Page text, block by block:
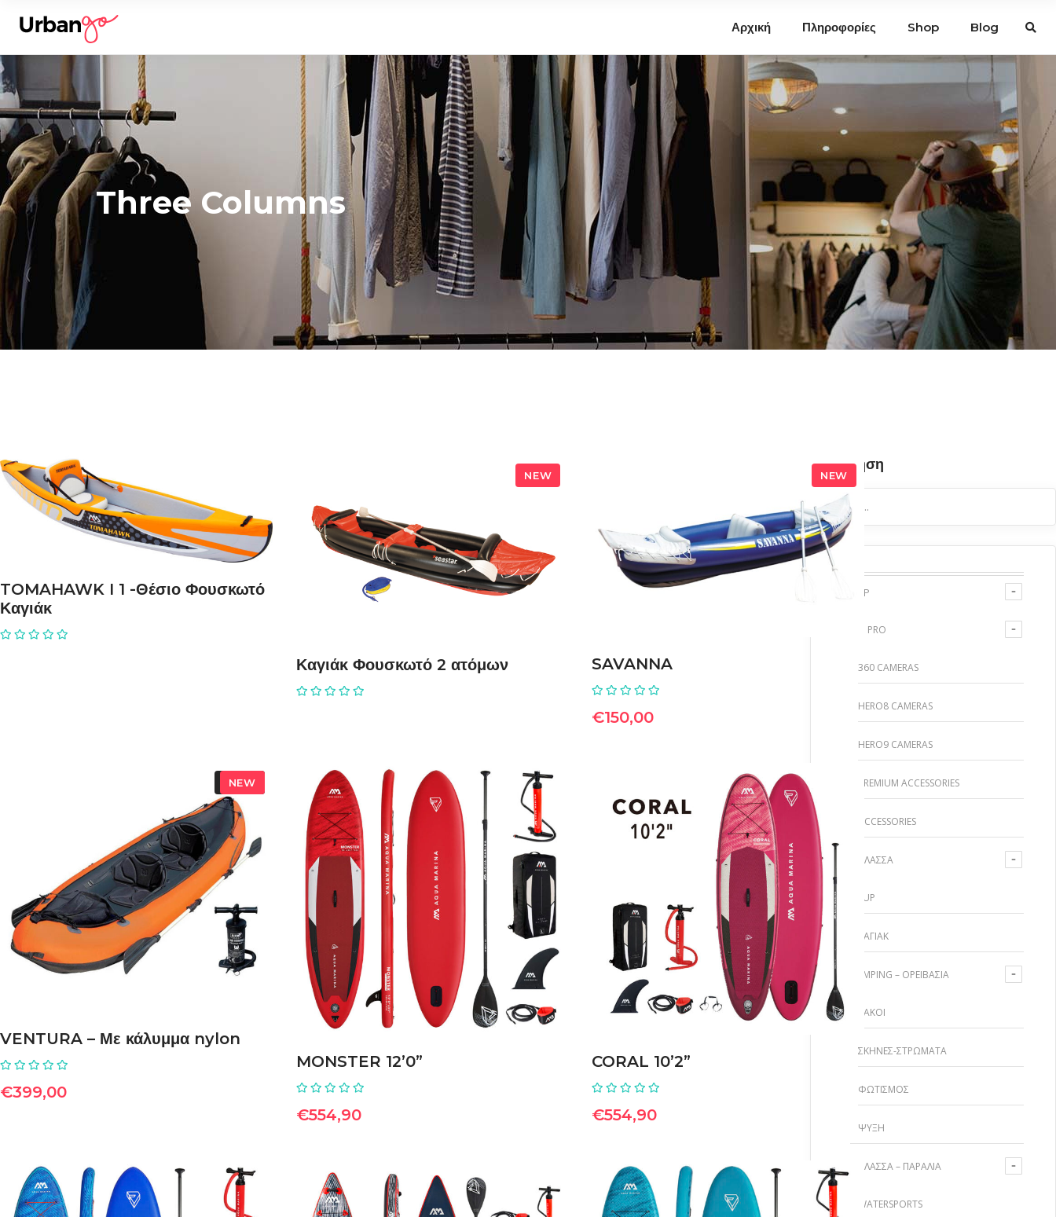
Αρχική Πληροφορίες Shop Blog
Three Columns
ΔΙΑΒΆΣΤΕ ΠΕΡΙΣΣΌΤΕΡΑ
TOMAHAWK I 1 -Θέσιο Φουσκωτό
Καγιάκ
NEW
ΔΙΑΒΆΣΤΕ ΠΕΡΙΣΣΌΤΕΡΑ
Καγιάκ Φουσκωτό 2 ατόμων
NEW
ΠΡΟΣΘΉΚΗ ΣΤΟ ΚΑΛΆΘΙ
SAVANNA
€150,00
SOLD
NEW
ΔΙΑΒΆΣΤΕ ΠΕΡΙΣΣΌΤΕΡΑ
VENTURA – Με κάλυμμα nylon
€399,00
ΠΡΟΣΘΉΚΗ ΣΤΟ ΚΑΛΆΘΙ
MONSTER 12’0”
€554,90
ΠΡΟΣΘΉΚΗ ΣΤΟ ΚΑΛΆΘΙ
CORAL 10’2”
€554,90
Αναζήτηση
Search
for:
SHOP
GO PRO
360 CAMERAS
HERO8 CAMERAS
HERO9 CAMERAS
PREMIUM ACCESSORIES
ACCESSORIES
ΘΆΛΑΣΣΑ
SUP
ΚΑΓΙΆΚ
CAMPING – ΟΡΕΙΒΑΣΊΑ
ΣΆΚΟΙ
ΣΚΗΝΈΣ-ΣΤΡΏΜΑΤΑ
ΦΩΤΙΣΜΌΣ
ΨΎΞΗ
ΘΆΛΑΣΣΑ – ΠΑΡΑΛΊΑ
WATERSPORTS